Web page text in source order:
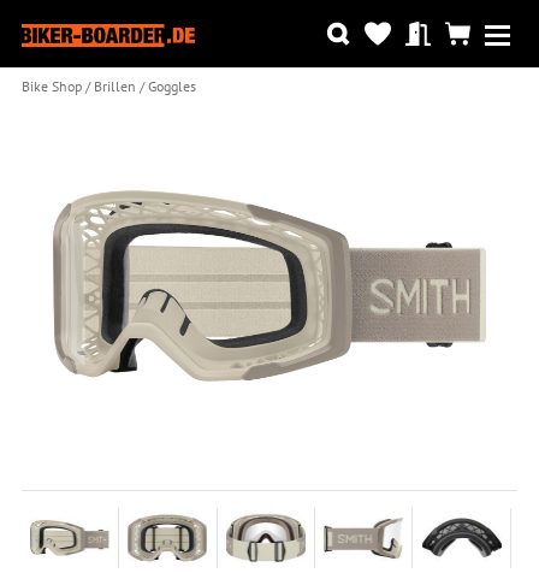
Bike Shop Brillen Goggles